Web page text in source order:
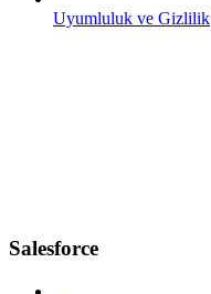
Uyumluluk ve Gizlilik
Salesforce